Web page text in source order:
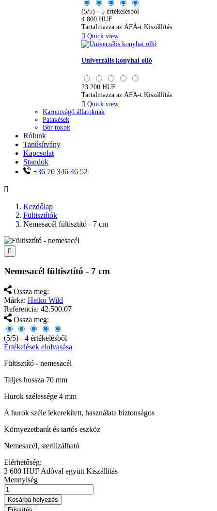
(5/5) - 5 értékelésből
4 800 HUF
Tartalmazza az ÁFÁ-t. Kiszállítás
 Quick view
Univerzális konyhai olló
23 200 HUF
Tartalmazza az ÁFÁ-t. Kiszállítás
 Quick view
Karomvágó állatoknak
Patakések
Bőr tokok
Rólunk
Tanúsítvány
Kapcsolat
Standok
+36 70 346 46 52

Kezdőlap
Fültisztítók
Nemesacél fültisztító - 7 cm

Nemesacél fültisztító - 7 cm
Ossza meg:
Márka: Heiko Wild
Referencia: 42.500.07
Ossza meg:
(5/5) - 4 értékelésből
Értékelések elolvasása
Fültisztító - nemesacél
Teljes hossza 70 mm
Hurok szélessége 4 mm
A hurok széle lekerekített, használata biztonságos
Környezetbarát és tartós eszköz
Nemesacél, sterilizálható
Elérhetőség:
3 600 HUF Adóval együtt Kiszállítás
Mennyiség
Kosárba helyezés